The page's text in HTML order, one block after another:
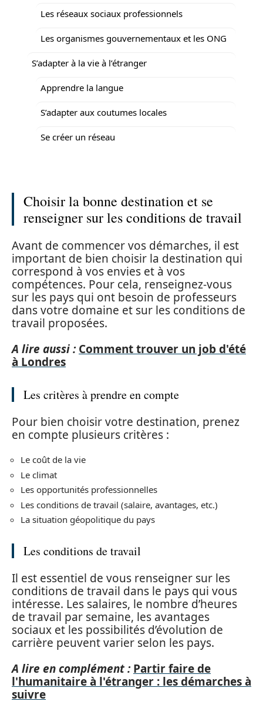
Les réseaux sociaux professionnels
Les organismes gouvernementaux et les ONG
S’adapter à la vie à l’étranger
Apprendre la langue
S’adapter aux coutumes locales
Se créer un réseau
Choisir la bonne destination et se
renseigner sur les conditions de travail
Avant de commencer vos démarches, il est
important de bien choisir la destination qui
correspond à vos envies et à vos
compétences. Pour cela, renseignez-vous
sur les pays qui ont besoin de professeurs
dans votre domaine et sur les conditions de
travail proposées.
A lire aussi : Comment trouver un job d'été
à Londres
Les critères à prendre en compte
Pour bien choisir votre destination, prenez
en compte plusieurs critères :
Le coût de la vie
Le climat
Les opportunités professionnelles
Les conditions de travail (salaire, avantages, etc.)
La situation géopolitique du pays
Les conditions de travail
Il est essentiel de vous renseigner sur les
conditions de travail dans le pays qui vous
intéresse. Les salaires, le nombre d’heures
de travail par semaine, les avantages
sociaux et les possibilités d’évolution de
carrière peuvent varier selon les pays.
A lire en complément : Partir faire de
l'humanitaire à l'étranger : les démarches à
suivre